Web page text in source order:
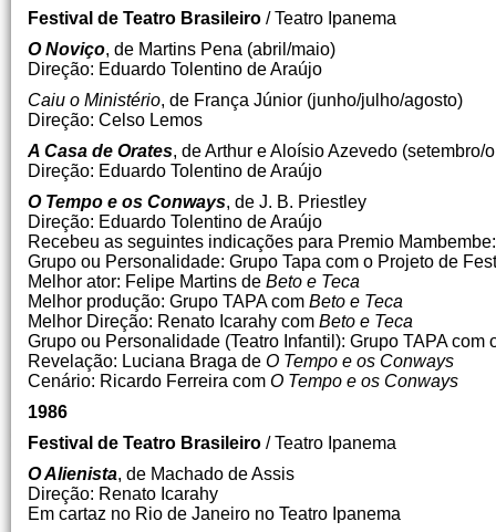
Festival de Teatro Brasileiro / Teatro Ipanema
O Noviço, de Martins Pena (abril/maio)
Direção: Eduardo Tolentino de Araújo
Caiu o Ministério, de França Júnior (junho/julho/agosto)
Direção: Celso Lemos
A Casa de Orates, de Arthur e Aloísio Azevedo (setembro/
Direção: Eduardo Tolentino de Araújo
O Tempo e os Conways, de J. B. Priestley
Direção: Eduardo Tolentino de Araújo
Recebeu as seguintes indicações para Premio Mambembe:
Grupo ou Personalidade: Grupo Tapa com o Projeto de
Melhor ator: Felipe Martins de Beto e Teca
Melhor produção: Grupo TAPA com Beto e Teca
Melhor Direção: Renato Icarahy com Beto e Teca
Grupo ou Personalidade (Teatro Infantil): Grupo TAPA com
Revelação: Luciana Braga de O Tempo e os Conways
Cenário: Ricardo Ferreira com O Tempo e os Conways
1986
Festival de Teatro Brasileiro / Teatro Ipanema
O Alienista, de Machado de Assis
Direção: Renato Icarahy
Em cartaz no Rio de Janeiro no Teatro Ipanema